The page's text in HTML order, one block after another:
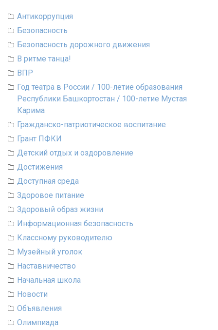
Антикоррупция
Безопасность
Безопасность дорожного движения
В ритме танца!
ВПР
Год театра в России / 100-летие образования
Республики Башкортостан / 100-летие Мустая
Карима
Гражданско-патриотическое воспитание
Грант ПФКИ
Детский отдых и оздоровление
Достижения
Доступная среда
Здоровое питание
Здоровый образ жизни
Информационная безопасность
Классному руководителю
Музейный уголок
Наставничество
Начальная школа
Новости
Объявления
Олимпиада